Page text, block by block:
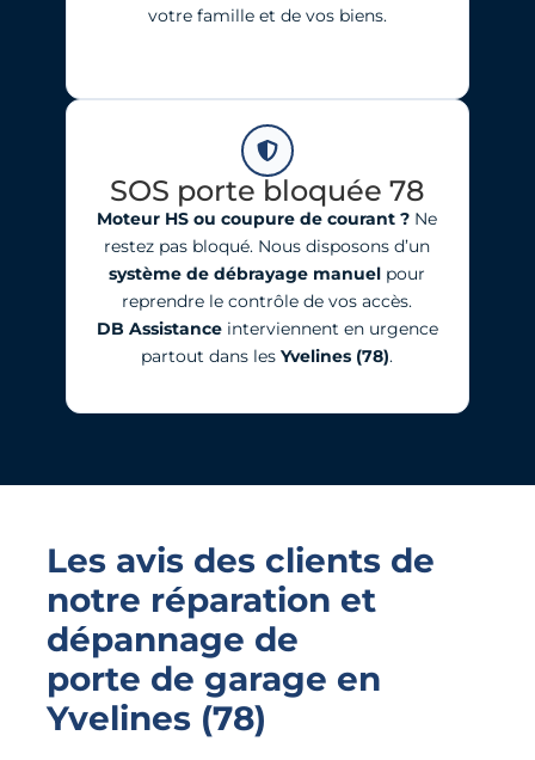
votre famille et de vos biens.
SOS porte bloquée 78
Moteur HS ou coupure de courant ? Ne
restez pas bloqué. Nous disposons d’un
système de débrayage manuel pour
reprendre le contrôle de vos accès.
DB Assistanceinterviennent en urgence
partout dans lesYvelines (78).
Les avis des clients de
notre réparation et
dépannage de
porte de garage en
Yvelines (78)